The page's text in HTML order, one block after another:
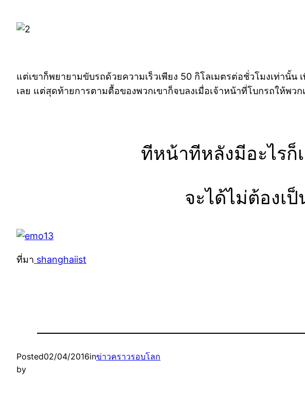
แต่เขาก็พยายามขับรถด้วยความเร็วเพียง 50 กิโลเมตรต่อชั่วโมงเท่านั้
เลย แต่สุดท้ายการตามตื้อของพวกเขาก็จบลงเมื่อเจ้าหน้าที่โบกรถให้พวก
ทีหน้าทีหลังมีอะไรก็
จะได้ไม่ต้องเ
ที่มา shanghaiist
Posted02/04/2016inข่าวคราวรอบโลก
by